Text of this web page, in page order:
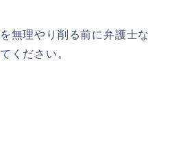
無理やり削る前に弁護士な
ください。